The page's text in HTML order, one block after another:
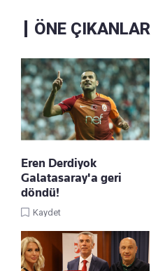
ÖNE ÇIKANLAR
Eren Derdiyok
Galatasaray'a geri
döndü!
Kaydet